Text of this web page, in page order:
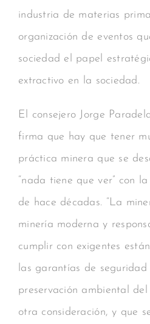
industria de materias
organización de eventos
sociedad el papel
extractivo en la sociedad.
El consejero Jorge
firma que hay que tener
práctica minera que se
“nada tiene que ver” con
de hace décadas. “La
minería moderna y
cumplir con exigentes
las garantías de
preservación ambiental
otra consideración, y que